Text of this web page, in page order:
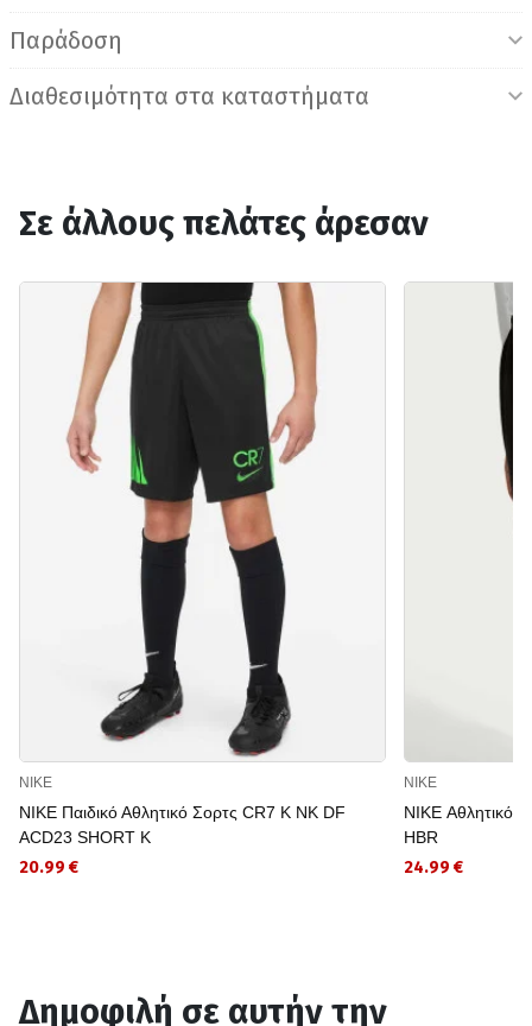
Παράδοση
Διαθεσιμότητα στα καταστήματα
Σε άλλους πελάτες άρεσαν
NIKE
NIKE Παιδικό Αθλητικό Σορτς CR7 K NK DF
ACD23 SHORT K
20.99 €
NIKE
NIKE Αθλητικό
HBR
24.99 €
Δημοφιλή σε αυτήν την